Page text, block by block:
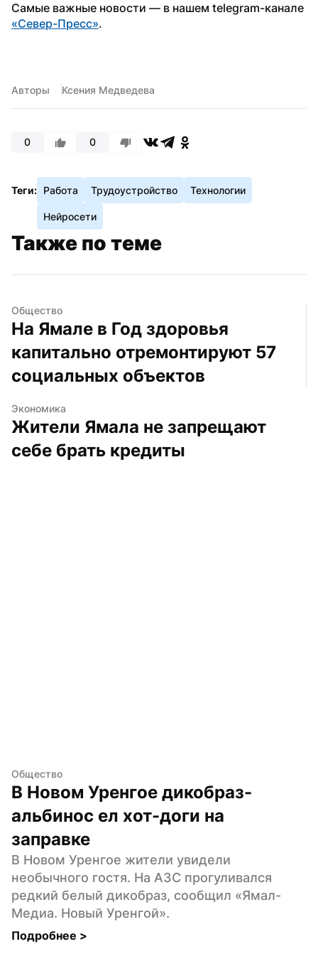
«Север-Пресс».
Авторы Ксения Медведева
0 0
Теги: Работа Трудоустройство Технологии
Нейросети
Также по теме
Общество
На Ямале в Год здоровья
капитально отремонтируют 57
социальных объектов
Экономика
Жители Ямала не запрещают
себе брать кредиты
Общество
В Новом Уренгое дикобраз-
альбинос ел хот-доги на
заправке
В Новом Уренгое жители увидели
необычного гостя. На АЗС прогуливался
редкий белый дикобраз, сообщил «Ямал-
Медиа. Новый Уренгой».
Подробнее >